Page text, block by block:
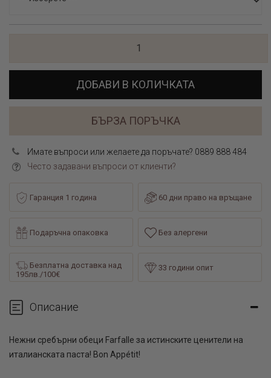
ДОБАВИ В КОЛИЧКАТА
БЪРЗА ПОРЪЧКА
Имате въпроси или желаете да поръчате? 0889 888 484
Често задавани въпроси от клиенти?
Гаранция 1 година 60 дни право на връщане
Подаръчна опаковка Без алергени
Безплатна доставка над
195лв./100€
33 години опит
Описание
Нежни сребърни обеци Farfalle за истинските ценители на
италианската паста! Bon Appétit!